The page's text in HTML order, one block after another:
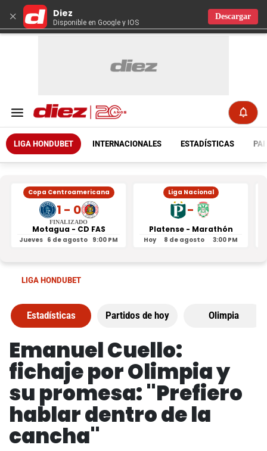
× Diez
Disponible en Google y IOS
Descargar
LIGA HONDUBET INTERNACIONALES ESTADÍSTICAS
Copa Centroamericana
1 - 0
FINALIZADO
Motagua - CD FAS
Jueves 6 de agosto 9:00 PM
Liga Nacional
-
Platense - Marathón
Hoy 8 de agosto 3:00 PM
LIGA HONDUBET
Estadísticas Partidos de hoy Olimpia
Emanuel Cuello:
fichaje por Olimpia y
su promesa: "Prefiero
hablar dentro de la
cancha"